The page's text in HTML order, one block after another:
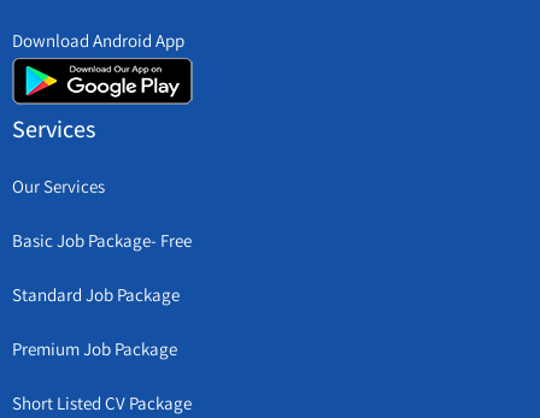
Download Android App
Services
Our Services
Basic Job Package- Free
Standard Job Package
Premium Job Package
Short Listed CV Package